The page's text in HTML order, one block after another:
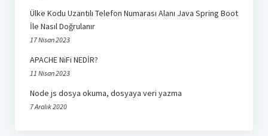
Ülke Kodu Uzantılı Telefon Numarası Alanı Java Spring Boot
İle Nasıl Doğrulanır
17 Nisan 2023
APACHE NiFi NEDİR?
11 Nisan 2023
Node js dosya okuma, dosyaya veri yazma
7 Aralık 2020